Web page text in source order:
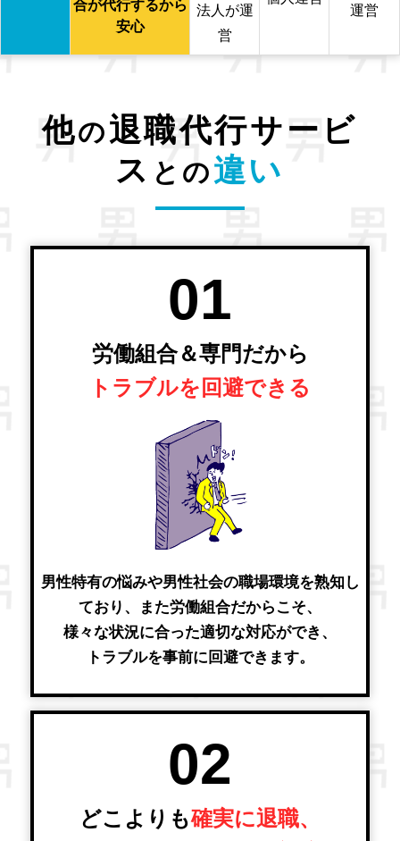
合が代行するから
安心
法人が運
営
運営
他の退職代行サービ
ス との違い
01
労働組合＆専門だから
トラブルを回避できる
男性特有の悩みや男性社会の職場環境を熟知し
ており、また労働組合だからこそ、
様々な状況に合った適切な対応ができ、
トラブルを事前に回避できます。
02
どこよりも確実に退職、